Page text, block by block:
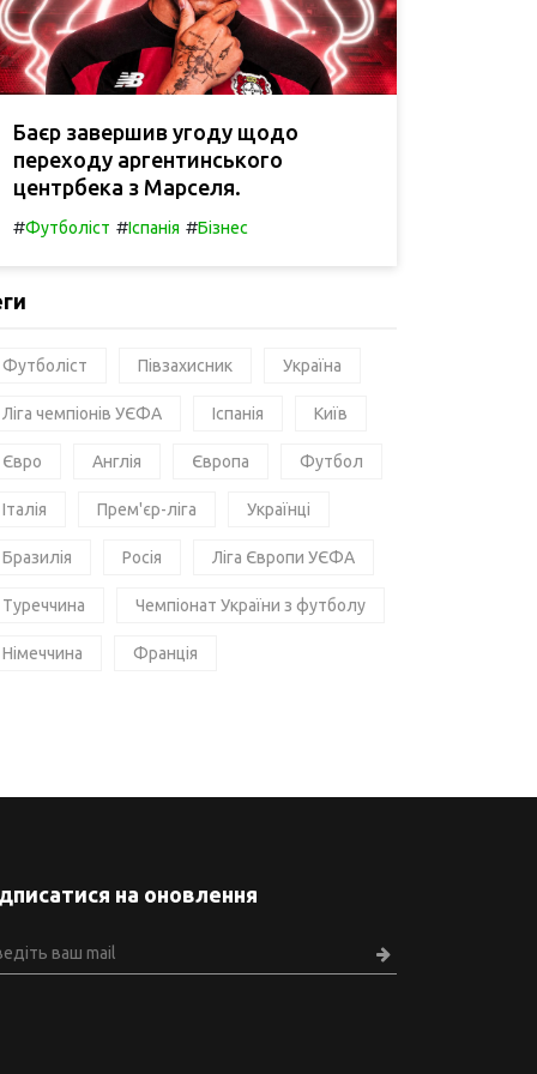
Баєр завершив угоду щодо
переходу аргентинського
центрбека з Марселя.
#Футболіст #Іспанія #Бізнес
Футболіст Півзахисник Україна
Ліга чемпіонів УЄФА Іспанія Київ
Євро Англія Європа Футбол
Італія Прем'єр-ліга Українці
Бразилія Росія Ліга Європи УЄФА
Туреччина Чемпіонат України з футболу
Німеччина Франція
на оновлення